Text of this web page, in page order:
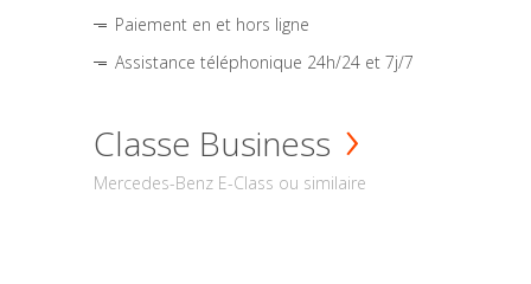
Paiement en et hors ligne
Assistance téléphonique 24h/24 et 7j/7
Classe Business
Mercedes-Benz E-Class ou similaire